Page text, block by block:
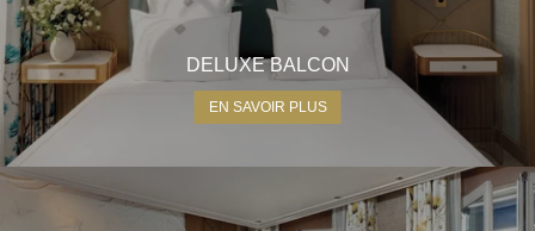
DELUXE BALCON
EN SAVOIR PLUS